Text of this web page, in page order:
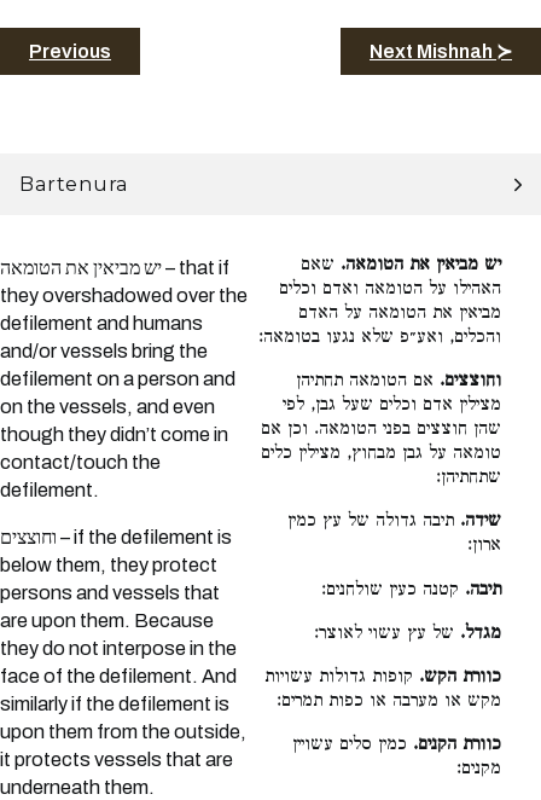
Previous Next Mishnah ≻
Bartenura
יש מביאין את הטומאה – that if
they overshadowed over the
defilement and humans
and/or vessels bring the
defilement on a person and
on the vessels, and even
though they didn’t come in
contact/touch the
defilement.
וחוצצים – if the defilement is
below them, they protect
persons and vessels that
are upon them. Because
they do not interpose in the
face of the defilement. And
similarly if the defilement is
upon them from the outside,
it protects vessels that are
underneath them.
יש מביאין את הטומאה. שאם
האהילו על הטומאה ואדם וכלים
מביאין את הטומאה על האדם
והכלים, ואע״פ שלא נגעו בטומאה:
וחוצצים. אם הטומאה תחתיהן
מצילין אדם וכלים שעל גבן, לפי
שהן חוצצים בפני הטומאה. וכן אם
טומאה על גבן מבחוץ, מצילין כלים
שתחתיהן:
שידה. תיבה גדולה של עץ כמין
ארון:
תיבה. קטנה כעין שולחנים:
מגדל. של עץ עשוי לאוצר:
כוורת הקש. קופות גדולות עשויות
מקש או מערבה או כפות תמרים:
כוורת הקנים. כמין סלים עשויין
מקנים: